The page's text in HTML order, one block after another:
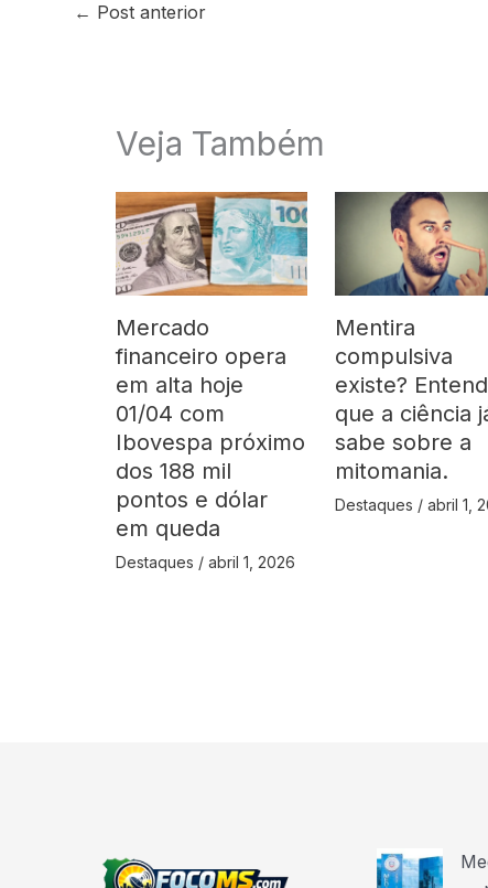
← Post anterior
Veja Também
Mercado
financeiro opera
em alta hoje
01/04 com
Ibovespa próximo
dos 188 mil
pontos e dólar
em queda
Destaques / abril 1, 2026
Mentira
compulsiva
existe?
que a ciência
sabe sobre a
mitomania.
Destaques / abril 1,